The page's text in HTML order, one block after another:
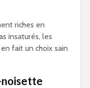
riches en
insaturés, les
fait un choix sain
noisette